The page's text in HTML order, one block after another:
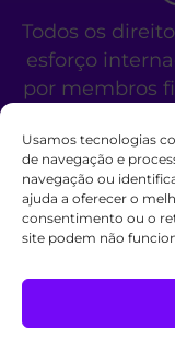
Usamos tecnologias
de navegação e
navegação ou
ajuda a oferecer o
consentimento ou o
site podem não
Todos os
esforço
por membros
Este site não é
Fale